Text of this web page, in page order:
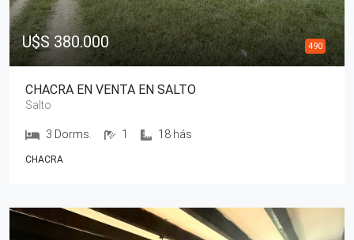
U$S 380.000 490
CHACRA EN VENTA EN SALTO
Salto
3 Dorms. 1 18 hás
CHACRA